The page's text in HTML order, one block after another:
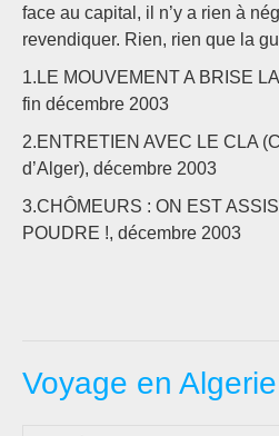
face au capital, il n’y a rien à
revendiquer. Rien, rien que la
1.LE MOUVEMENT A BRISE
fin décembre 2003
2.ENTRETIEN AVEC LE CLA
d’Alger), décembre 2003
3.CHÔMEURS : ON EST
POUDRE !, décembre 2003
Voyage en